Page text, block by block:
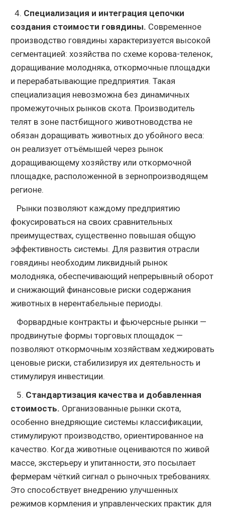
4. Специализация и интеграция цепочки
создания стоимости говядины. Современное
производство говядины характеризуется высокой
сегментацией: хозяйства по схеме корова-теленок,
доращивание молодняка, откормочные площадки
и перерабатывающие предприятия. Такая
специализация невозможна без динамичных
промежуточных рынков скота. Производитель
телят в зоне пастбищного животноводства не
обязан доращивать животных до убойного веса:
он реализует отъёмышей через рынок
доращивающему хозяйству или откормочной
площадке, расположенной в зернопроизводящем
регионе.
Рынки позволяют каждому предприятию
фокусироваться на своих сравнительных
преимуществах, существенно повышая общую
эффективность системы. Для развития отрасли
говядины необходим ликвидный рынок
молодняка, обеспечивающий непрерывный оборот
и снижающий финансовые риски содержания
животных в нерентабельные периоды.
Форвардные контракты и фьючерсные рынки —
продвинутые формы торговых площадок —
позволяют откормочным хозяйствам хеджировать
ценовые риски, стабилизируя их деятельность и
стимулируя инвестиции.
5. Стандартизация качества и добавленная
стоимость. Организованные рынки скота,
особенно внедряющие системы классификации,
стимулируют производство, ориентированное на
качество. Когда животные оцениваются по живой
массе, экстерьеру и упитанности, это посылает
фермерам чёткий сигнал о рыночных требованиях.
Это способствует внедрению улучшенных
режимов кормления и управленческих практик для